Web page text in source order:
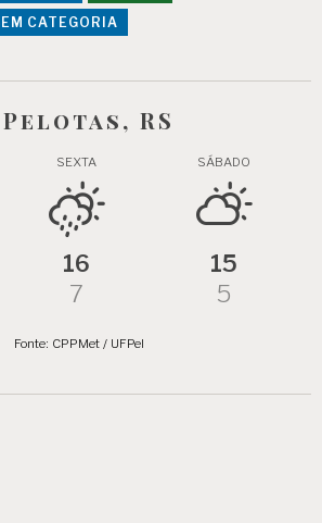
CATEGORIA
Pelotas, RS
SEXTA
16
7
SÁBADO
15
5
Fonte: CPPMet / UFPel